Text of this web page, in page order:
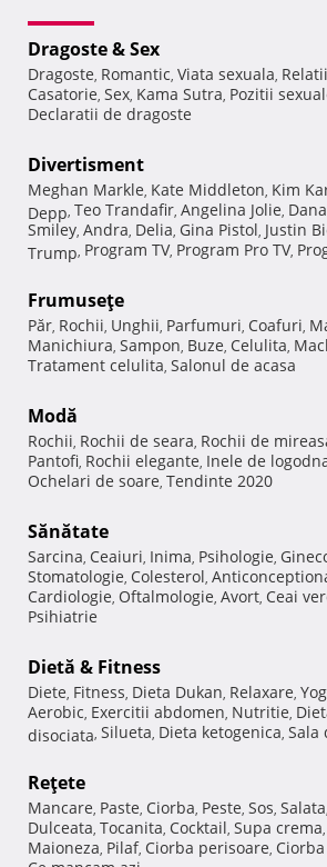
Dragoste & Sex
Dragoste, Romantic, Viata sexuala, Relatii
Casatorie, Sex, Kama Sutra, Pozitii
Declaratii de dragoste
Divertisment
Meghan Markle, Kate Middleton, Kim
Depp, Teo Trandafir, Angelina Jolie,
Smiley, Andra, Delia, Gina Pistol, Justin
Trump, Program TV, Program Pro TV,
Frumuseţe
Păr, Rochii, Unghii, Parfumuri, Coafuri,
Manichiura, Sampon, Buze, Celulita,
Tratament celulita, Salonul de acasa
Modă
Rochii, Rochii de seara, Rochii de
Pantofi, Rochii elegante, Inele de
Ochelari de soare, Tendinte 2020
Sănătate
Sarcina, Ceaiuri, Inima, Psihologie,
Stomatologie, Colesterol,
Cardiologie, Oftalmologie, Avort, Ceai
Psihiatrie
Dietă & Fitness
Diete, Fitness, Dieta Dukan, Relaxare,
Aerobic, Exercitii abdomen, Nutritie,
disociata, Silueta, Dieta ketogenica, Sala
Reţete
Mancare, Paste, Ciorba, Peste, Sos, Salata,
Dulceata, Tocanita, Cocktail, Supa crema,
Maioneza, Pilaf, Ciorba perisoare,